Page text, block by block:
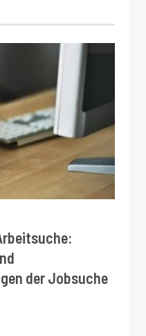
der Jobsuche